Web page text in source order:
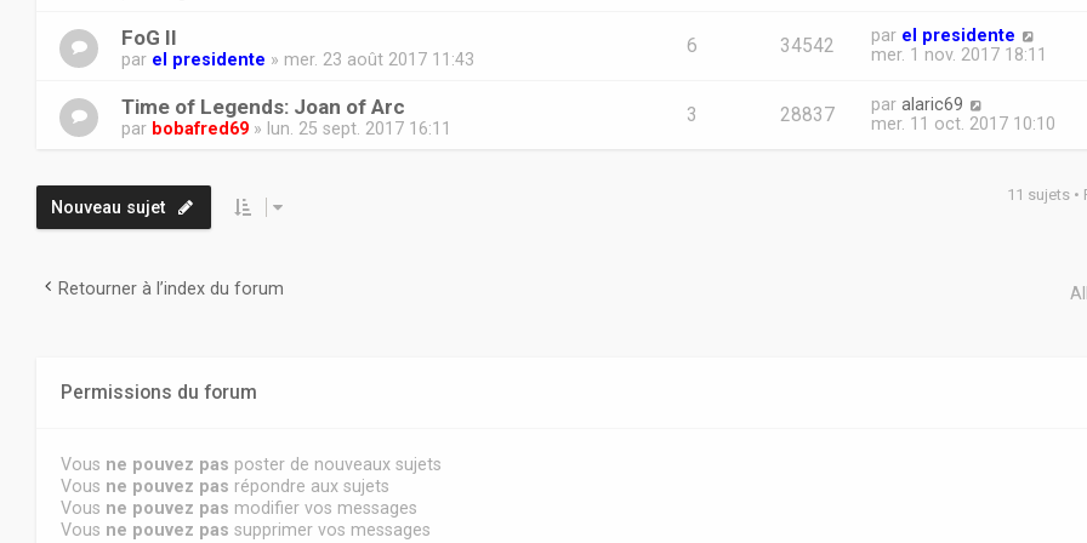
FoG II
par el presidente » mer. 23 août 2017 11:43
6 34542 par el presidente
mer. 1 nov. 2017 18:11
Time of Legends: Joan of Arc
par bobafred69 » lun. 25 sept. 2017 16:11
3 28837 par alaric69
mer. 11 oct. 2017 10:10
Nouveau sujet
11 sujets •
Retourner à l’index du forum
Permissions du forum
Vous ne pouvez pas poster de nouveaux sujets
Vous ne pouvez pas répondre aux sujets
Vous ne pouvez pas modifier vos messages
Vous ne pouvez pas supprimer vos messages